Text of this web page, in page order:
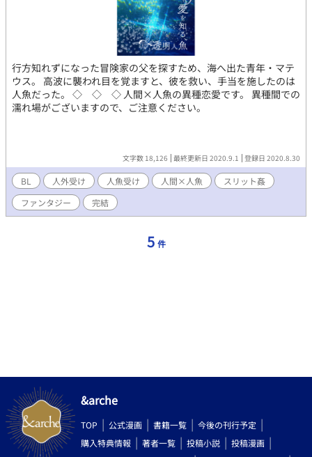
行方知れずになった冒険家の父を探すため、海へ出た青年・マテ
ウス。 高波に襲われ目を覚ますと、彼を救い、手当を施したのは
人魚だった。 ◇ ◇ ◇ 人間×人魚の異種恋愛です。 異種間での
濡れ場がございますので、ご注意ください。
文字数 18,126 最終更新日 2020.9.1 登録日 2020.8.30
BL 人外受け 人魚受け 人間×人魚
スリット姦
ファンタジー
完結
5 件
&arche
TOP 公式漫画 書籍一覧
今後の刊行予定
購入特典情報
著者一覧 投稿小説
投稿漫画